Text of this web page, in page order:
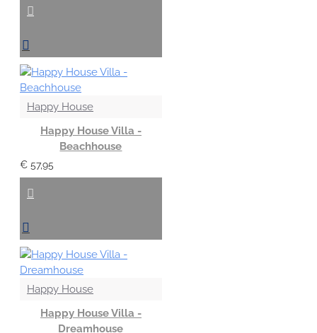
Happy House
Happy House Villa -
Beachhouse
€ 57,95
Happy House
Happy House Villa -
Dreamhouse